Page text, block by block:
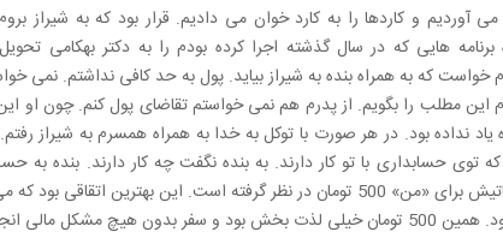
آوردیم و کاردها را به کارد خوان می دادیم. قرار بود که به شیراز
برنامه هایی که در سال گذشته اجرا کرده بودم را به دکتر بهکامی
که به همراه بنده به شیراز بیاید. پول به حد کافی نداشتم. نمی
مطلب را بگویم. از پدرم هم نمی خواستم تقاضای پول کنم. چون او این
یاد نداده بود. در هر صورت با توکل به خدا به همراه همسرم به شیراز
توی حسابداری با تو کار دارند. به بنده نگفت چه کار دارند. بنده به
تحقیقاتیش برای «من» 500 تومان در نظر گرفته است. این
بود و سفر بدون هیچ مشکل مالی انجام شد.